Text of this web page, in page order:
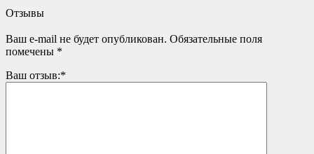
Отзывы
Ваш e-mail не будет опубликован. Обязательные поля
помечены *
Ваш отзыв:*